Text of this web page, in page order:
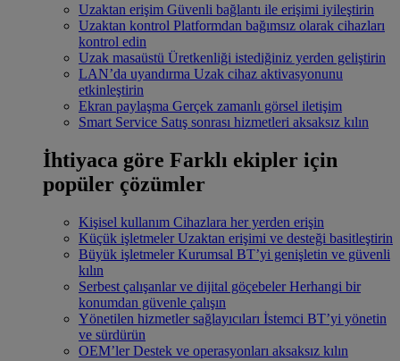
Uzaktan erişim Güvenli bağlantı ile erişimi iyileştirin
Uzaktan kontrol Platformdan bağımsız olarak cihazları
kontrol edin
Uzak masaüstü Üretkenliği istediğiniz yerden geliştirin
LAN’da uyandırma Uzak cihaz aktivasyonunu
etkinleştirin
Ekran paylaşma Gerçek zamanlı görsel iletişim
Smart Service Satış sonrası hizmetleri aksaksız kılın
İhtiyaca göre Farklı ekipler için
popüler çözümler
Kişisel kullanım Cihazlara her yerden erişin
Küçük işletmeler Uzaktan erişimi ve desteği basitleştirin
Büyük işletmeler Kurumsal BT’yi genişletin ve güvenli
kılın
Serbest çalışanlar ve dijital göçebeler Herhangi bir
konumdan güvenle çalışın
Yönetilen hizmetler sağlayıcıları İstemci BT’yi yönetin
ve sürdürün
OEM’ler Destek ve operasyonları aksaksız kılın